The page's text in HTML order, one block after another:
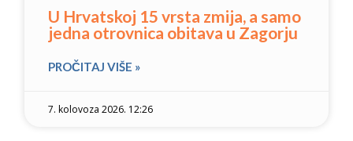
U Hrvatskoj 15 vrsta zmija, a samo
jedna otrovnica obitava u Zagorju
PROČITAJ VIŠE »
7. kolovoza 2026. 12:26